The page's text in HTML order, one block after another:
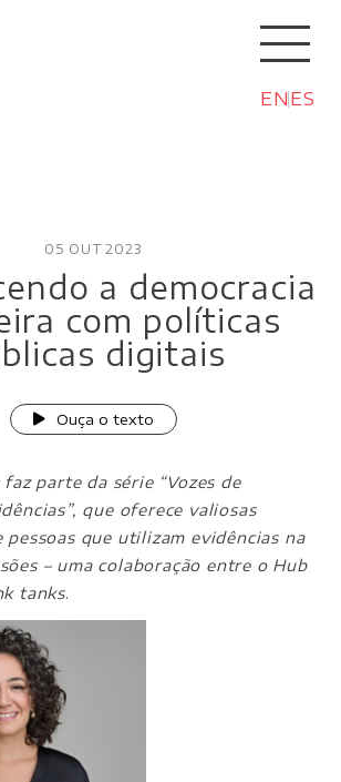
EN ES
05 OUT 2023
a democracia
com políticas
digitais
Ouça o texto
parte da série “Vozes de
que oferece valiosas
pessoas que utilizam evidências na
– uma colaboração entre o Hub
tanks.